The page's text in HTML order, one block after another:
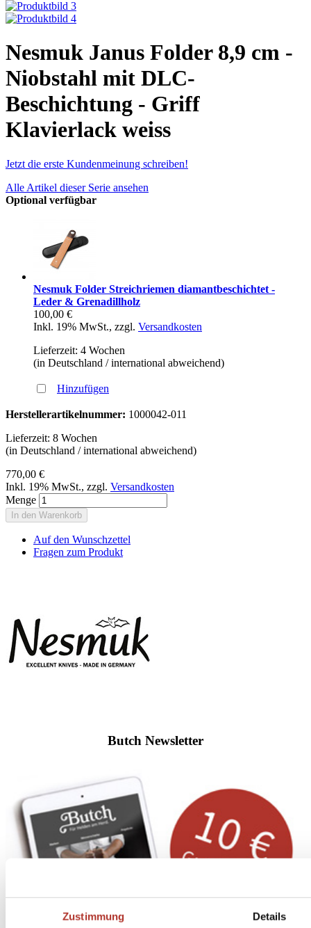
Zustimmung Details
Nesmuk Janus Folder 8,9 cm -
Niobstahl mit DLC-
Beschichtung - Griff
Klavierlack weiss
Jetzt die erste Kundenmeinung schreiben!
Alle Artikel dieser Serie ansehen
Optional verfügbar
Nesmuk Folder Streichriemen diamantbeschichtet -
Leder & Grenadillholz
100,00 €
Inkl. 19% MwSt., zzgl. Versandkosten
Lieferzeit: 4 Wochen
(in Deutschland / international abweichend)
Hinzufügen
Herstellerartikelnummer: 1000042-011
Lieferzeit: 8 Wochen
(in Deutschland / international abweichend)
770,00 €
Inkl. 19% MwSt., zzgl. Versandkosten
Menge
In den Warenkorb
Auf den Wunschzettel
Fragen zum Produkt
Butch Newsletter